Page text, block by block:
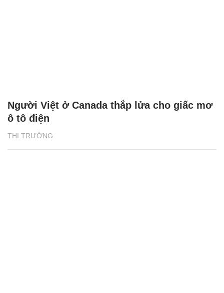
THỊ TRƯỜNG
Người Việt ở Canada thắp lửa cho giấc mơ
ô tô điện